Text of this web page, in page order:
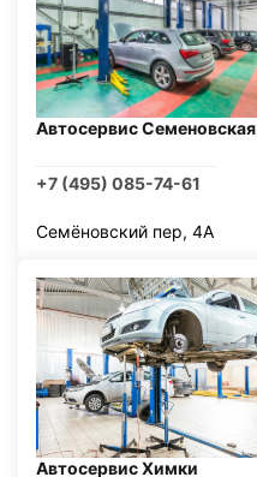
Автосервис Семеновская
+7 (495) 085-74-61
Семёновский пер, 4А
Автосервис Химки